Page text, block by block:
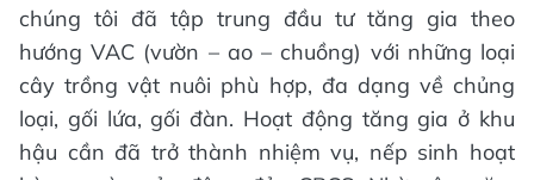
chúng tôi đã tập trung đầu tư tăng gia theo
hướng VAC (vườn – ao – chuồng) với những loại
cây trồng vật nuôi phù hợp, đa dạng về chủng
loại, gối lứa, gối đàn. Hoạt động tăng gia ở khu
hậu cần đã trở thành nhiệm vụ, nếp sinh hoạt